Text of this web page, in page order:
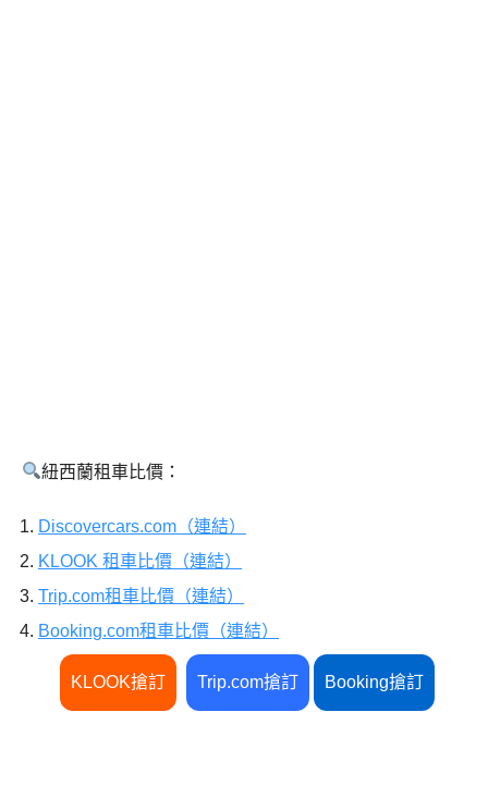
紐西蘭租車比價：
Discovercars.com（連結）
KLOOK 租車比價（連結）
Trip.com租車比價（連結）
Booking.com租車比價（連結）
KLOOK搶訂 Trip.com搶訂 Booking搶訂